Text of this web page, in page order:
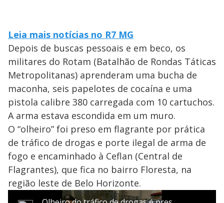
Leia mais notícias no R7 MG
Depois de buscas pessoais e em beco, os
militares do Rotam (Batalhão de Rondas Táticas
Metropolitanas) aprenderam uma bucha de
maconha, seis papelotes de cocaína e uma
pistola calibre 380 carregada com 10 cartuchos.
A arma estava escondida em um muro.
O “olheiro” foi preso em flagrante por prática
de tráfico de drogas e porte ilegal de arma de
fogo e encaminhado à Ceflan (Central de
Flagrantes), que fica no bairro Floresta, na
região leste de Belo Horizonte.